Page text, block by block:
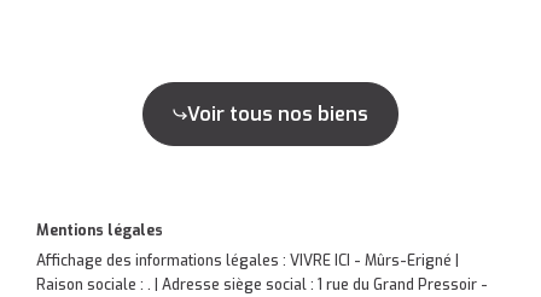
Voir tous nos biens
Mentions légales
Affichage des informations légales : VIVRE ICI - Mûrs-Erigné |
Raison sociale : . | Adresse siège social : 1 rue du Grand Pressoir -